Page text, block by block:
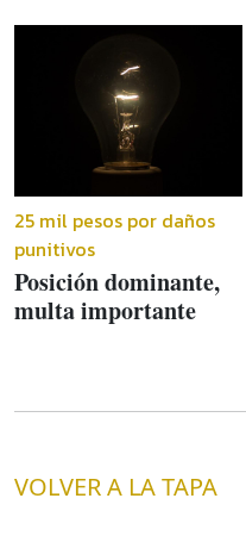
25 mil pesos por daños
punitivos
Posición dominante,
multa importante
VOLVER A LA TAPA